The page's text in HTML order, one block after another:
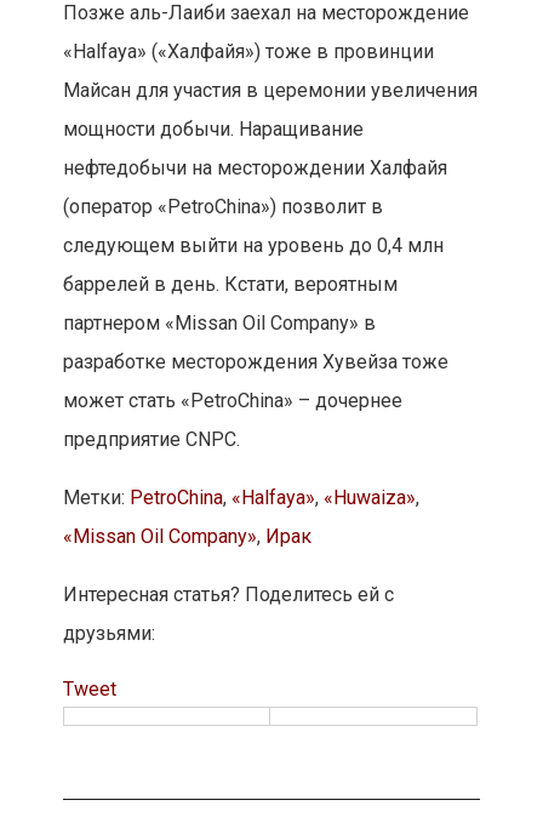
Позже аль-Лаиби заехал на месторождение
«Halfaya» («Халфайя») тоже в провинции
Майсан для участия в церемонии увеличения
мощности добычи. Наращивание
нефтедобычи на месторождении Халфайя
(оператор «PetroChina») позволит в
следующем выйти на уровень до 0,4 млн
баррелей в день. Кстати, вероятным
партнером «Missan Oil Company» в
разработке месторождения Хувейза тоже
может стать «PetroChina» – дочернее
предприятие CNPC.
Метки: PetroChina, «Halfaya», «Huwaiza»,
«Missan Oil Company», Ирак
Интересная статья? Поделитесь ей с
друзьями:
Tweet